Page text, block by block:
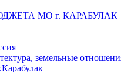
МО г. КАРАБУЛАК
земельные